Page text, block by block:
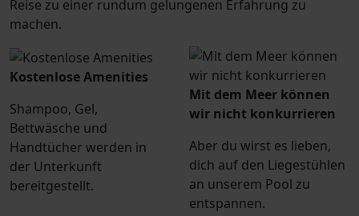
Reise zu einer rundum gelungenen Erfahrung zu
machen.
Kostenlose Amenities
Shampoo, Gel,
Bettwäsche und
Handtücher werden in
der Unterkunft
bereitgestellt.
Mit dem Meer können
wir nicht konkurrieren
Aber du wirst es lieben,
dich auf den Liegestühlen
an unserem Pool zu
entspannen.